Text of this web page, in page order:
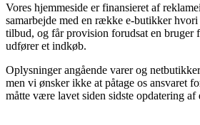
Vores hjemmeside er finansieret af
samarbejde med en række e-butikker
tilbud, og får provision forudsat en bruger
udfører et indkøb.
Oplysninger angående varer og
men vi ønsker ikke at påtage os ansvaret
måtte være lavet siden sidste opdatering af